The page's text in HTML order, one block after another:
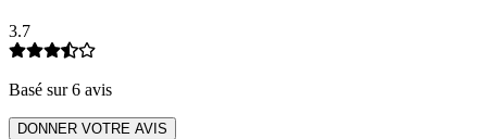
3.7
Basé sur6 avis
DONNER VOTRE AVIS